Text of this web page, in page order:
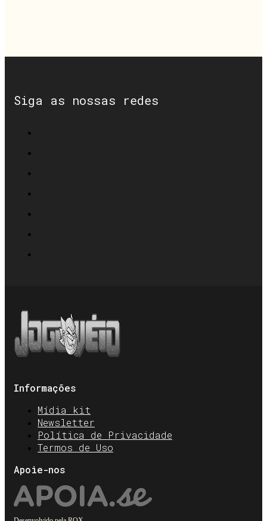
Siga as nossas redes
Informações
Mídia kit
Newsletter
Política de Privacidade
Termos de Uso
Apoie-nos